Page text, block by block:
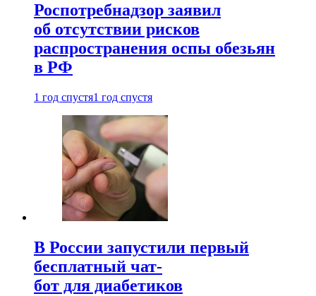
Роспотребнадзор заявил
об отсутствии рисков
распространения оспы обезьян
в РФ
1 год спустя1 год спустя
В России запустили первый
бесплатный чат-
бот для диабетиков